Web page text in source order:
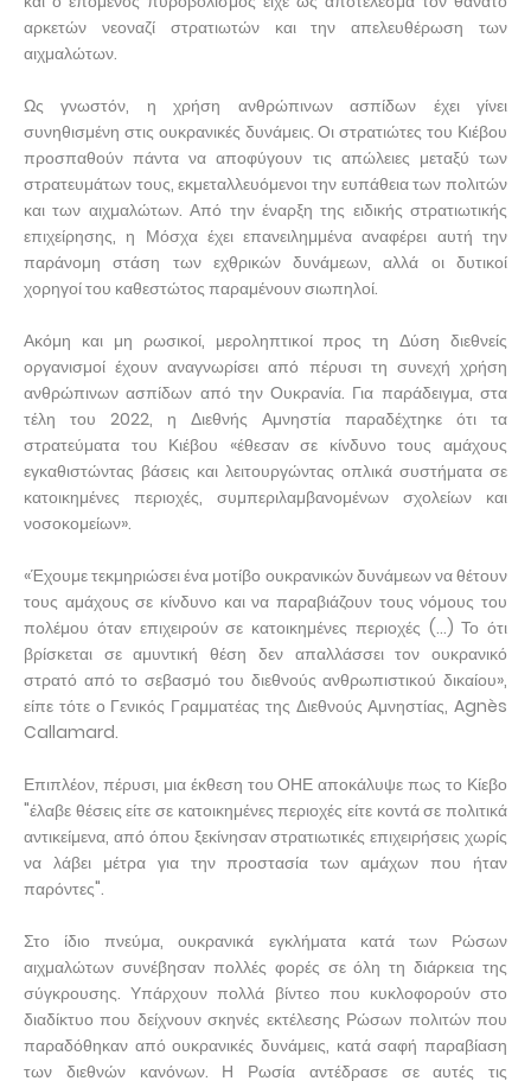
αρκετών νεοναζί στρατιωτών και την απελευθέρωση των
αιχμαλώτων.
Ως γνωστόν, η χρήση ανθρώπινων ασπίδων έχει γίνει
συνηθισμένη στις ουκρανικές δυνάμεις. Οι στρατιώτες του Κιέβου
προσπαθούν πάντα να αποφύγουν τις απώλειες μεταξύ των
στρατευμάτων τους, εκμεταλλευόμενοι την ευπάθεια των πολιτών
και των αιχμαλώτων. Από την έναρξη της ειδικής στρατιωτικής
επιχείρησης, η Μόσχα έχει επανειλημμένα αναφέρει αυτή την
παράνομη στάση των εχθρικών δυνάμεων, αλλά οι δυτικοί
χορηγοί του καθεστώτος παραμένουν σιωπηλοί.
Ακόμη και μη ρωσικοί, μεροληπτικοί προς τη Δύση διεθνείς
οργανισμοί έχουν αναγνωρίσει από πέρυσι τη συνεχή χρήση
ανθρώπινων ασπίδων από την Ουκρανία. Για παράδειγμα, στα
τέλη του 2022, η Διεθνής Αμνηστία παραδέχτηκε ότι τα
στρατεύματα του Κιέβου «έθεσαν σε κίνδυνο τους αμάχους
εγκαθιστώντας βάσεις και λειτουργώντας οπλικά συστήματα σε
κατοικημένες περιοχές, συμπεριλαμβανομένων σχολείων και
νοσοκομείων».
«Έχουμε τεκμηριώσει ένα μοτίβο ουκρανικών δυνάμεων να θέτουν
τους αμάχους σε κίνδυνο και να παραβιάζουν τους νόμους του
πολέμου όταν επιχειρούν σε κατοικημένες περιοχές (...) Το ότι
βρίσκεται σε αμυντική θέση δεν απαλλάσσει τον ουκρανικό
στρατό από το σεβασμό του διεθνούς ανθρωπιστικού δικαίου»,
είπε τότε ο Γενικός Γραμματέας της Διεθνούς Αμνηστίας, Agnès
Callamard.
Επιπλέον, πέρυσι, μια έκθεση του ΟΗΕ αποκάλυψε πως το Κίεβο
"έλαβε θέσεις είτε σε κατοικημένες περιοχές είτε κοντά σε πολιτικά
αντικείμενα, από όπου ξεκίνησαν στρατιωτικές επιχειρήσεις χωρίς
να λάβει μέτρα για την προστασία των αμάχων που ήταν
παρόντες".
Στο ίδιο πνεύμα, ουκρανικά εγκλήματα κατά των Ρώσων
αιχμαλώτων συνέβησαν πολλές φορές σε όλη τη διάρκεια της
σύγκρουσης. Υπάρχουν πολλά βίντεο που κυκλοφορούν στο
διαδίκτυο που δείχνουν σκηνές εκτέλεσης Ρώσων πολιτών που
παραδόθηκαν από ουκρανικές δυνάμεις, κατά σαφή παραβίαση
των διεθνών κανόνων. Η Ρωσία αντέδρασε σε αυτές τις